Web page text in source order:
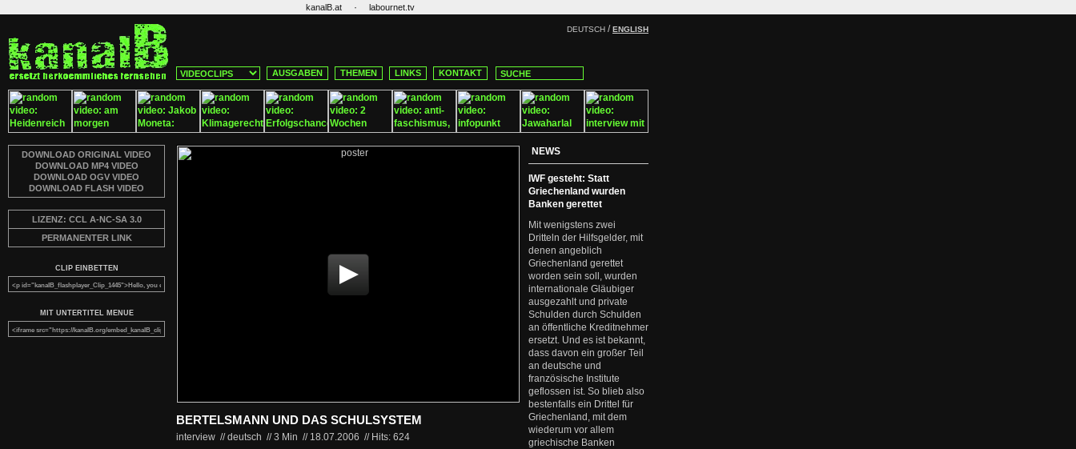
kanalB.at · labournet.tv
DEUTSCH /ENGLISH
AUSGABEN THEMEN LINKS KONTAKT
DOWNLOAD ORIGINAL VIDEO
DOWNLOAD MP4 VIDEO
DOWNLOAD OGV VIDEO
DOWNLOAD FLASH VIDEO
LIZENZ: CCL A-NC-SA 3.0
PERMANENTER LINK
CLIP EINBETTEN
MIT UNTERTITEL MENUE
BERTELSMANN UND DAS SCHULSYSTEM
interview // deutsch //3 Min // 18.07.2006 // Hits: 624
NEWS
IWF gesteht: Statt
Griechenland wurden
Banken gerettet
Mit wenigstens zwei
Dritteln der Hilfsgelder, mit
denen angeblich
Griechenland gerettet
worden sein soll, wurden
internationale Gläubiger
ausgezahlt und private
Schulden durch Schulden
an öffentliche Kreditnehmer
ersetzt. Und es ist bekannt,
dass davon ein großer Teil
an deutsche und
französische Institute
geflossen ist. So blieb also
bestenfalls ein Drittel für
Griechenland, mit dem
wiederum vor allem
griechische Banken